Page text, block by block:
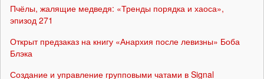
Пчёлы, жалящие медведя: «Тренды порядка и хаоса»,
эпизод 271
Открыт предзаказ на книгу «Анархия после левизны» Боба
Блэка
Создание и управление групповыми чатами в Signal